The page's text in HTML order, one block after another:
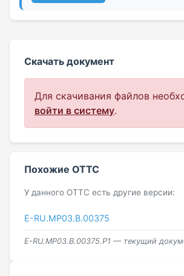
Скачать документ
Для скачивания файлов
войти в систему.
Похожие ОТТС
У данного ОТТС есть другие версии:
E-RU.МР03.B.00375
E-RU.МР03.B.00375.Р1 — текущий